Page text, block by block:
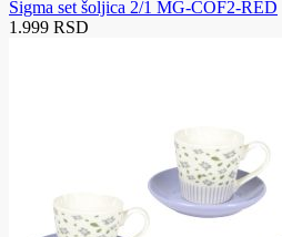
Sigma set šoljica 2/1 MG-COF2-RED
1.999 RSD